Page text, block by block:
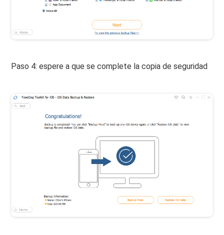
Paso 4: espere a que se complete la copia de seguridad